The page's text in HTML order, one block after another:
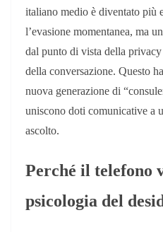
italiano medio è diventato più
l’evasione momentanea, ma
dal punto di vista della
della conversazione. Questo
nuova generazione di
uniscono doti comunicative a
ascolto.
Perché il telefono
psicologia del